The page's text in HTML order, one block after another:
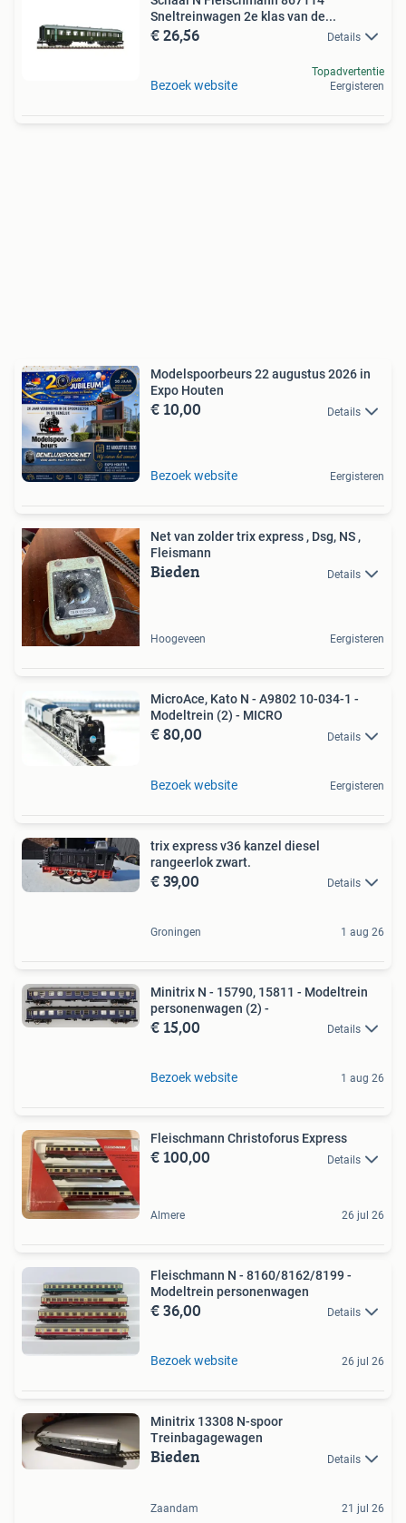
Sneltreinwagen 2e klas van de...
€ 26,56 Details
Bezoek website
Topadvertentie
Eergisteren
Modelspoorbeurs 22 augustus 2026 in
Expo Houten
€ 10,00 Details
Bezoek website Eergisteren
Net van zolder trix express , Dsg, NS ,
Fleismann
Bieden Details
Hoogeveen Eergisteren
MicroAce, Kato N - A9802 10-034-1 -
Modeltrein (2) - MICRO
€ 80,00 Details
Bezoek website Eergisteren
trix express v36 kanzel diesel
rangeerlok zwart.
€ 39,00 Details
Groningen 1 aug 26
Minitrix N - 15790, 15811 - Modeltrein
personenwagen (2) -
€ 15,00 Details
Bezoek website 1 aug 26
Fleischmann Christoforus Express
€ 100,00 Details
Almere 26 jul 26
Fleischmann N - 8160/8162/8199 -
Modeltrein personenwagen
€ 36,00 Details
Bezoek website 26 jul 26
Minitrix 13308 N-spoor
Treinbagagewagen
Bieden Details
Zaandam 21 jul 26